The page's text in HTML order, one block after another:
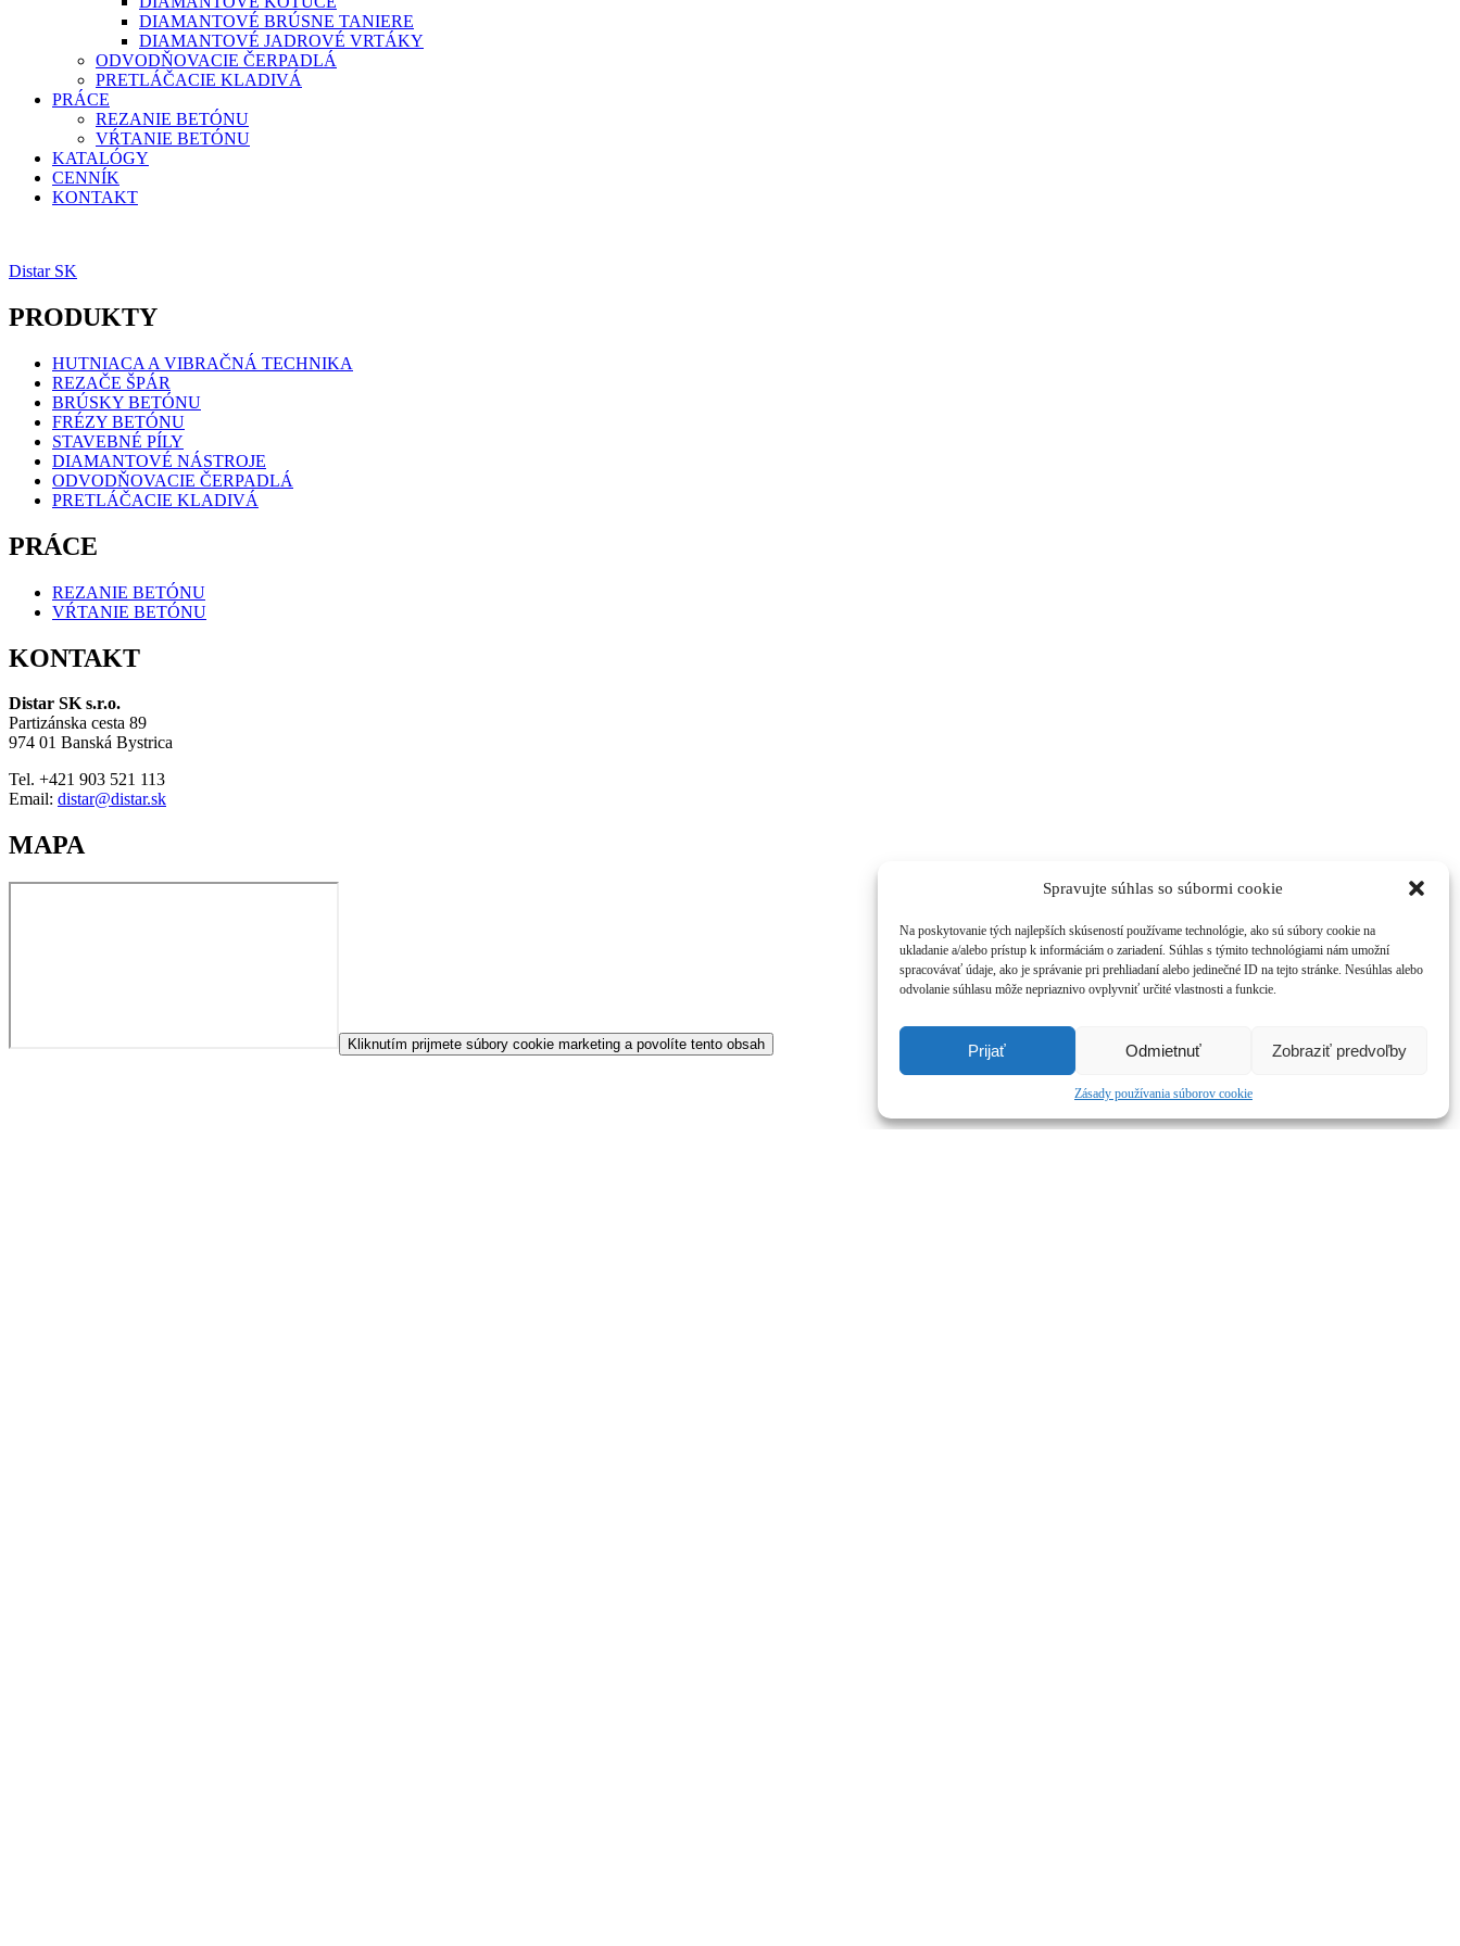
Spravujte súhlas so súbormi cookie
Na poskytovanie tých najlepších skúseností používame technológie, ako sú súbory cookie na
ukladanie a/alebo prístup k informáciám o zariadení. Súhlas s týmito technológiami nám umožní
spracovávať údaje, ako je správanie pri prehliadaní alebo jedinečné ID na tejto stránke. Nesúhlas alebo
odvolanie súhlasu môže nepriaznivo ovplyvniť určité vlastnosti a funkcie.
Prijať Odmietnuť Zobraziť predvoľby
Zásady používania súborov cookie
DIAMANTOVÉ BRÚSNE TANIERE
DIAMANTOVÉ JADROVÉ VRTÁKY
ODVODŇOVACIE ČERPADLÁ
PRETLÁČACIE KLADIVÁ
PRÁCE
REZANIE BETÓNU
VŔTANIE BETÓNU
KATALÓGY
CENNÍK
KONTAKT
Navigácia
v
článku
Distar SK
PRODUKTY
HUTNIACA A VIBRAČNÁ TECHNIKA
REZAČE ŠPÁR
BRÚSKY BETÓNU
FRÉZY BETÓNU
STAVEBNÉ PÍLY
DIAMANTOVÉ NÁSTROJE
ODVODŇOVACIE ČERPADLÁ
PRETLÁČACIE KLADIVÁ
PRÁCE
REZANIE BETÓNU
VŔTANIE BETÓNU
KONTAKT
Distar SK s.r.o.
Partizánska cesta 89
974 01 Banská Bystrica
Tel. +421 903 521 113
Email: distar@distar.sk
MAPA
Kliknutím prijmete súbory cookie marketing a povolíte tento obsah